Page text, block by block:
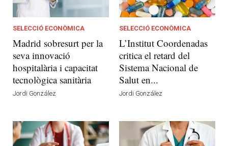
SELECCIÓ ECONÒMICA
Madrid sobresurt per la
seva innovació
hospitalària i capacitat
tecnològica sanitària
Jordi González
SELECCIÓ ECONÒMICA
L’Institut Coordenadas
critica el retard del
Sistema Nacional de
Salut en...
Jordi González